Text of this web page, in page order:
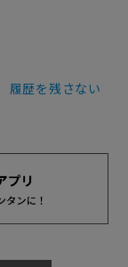
履歴を残さない